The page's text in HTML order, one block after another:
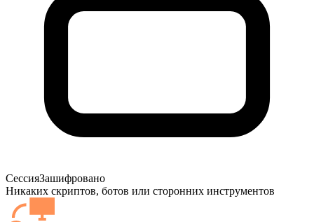
СессияЗашифровано
Никаких скриптов, ботов или сторонних инструментов